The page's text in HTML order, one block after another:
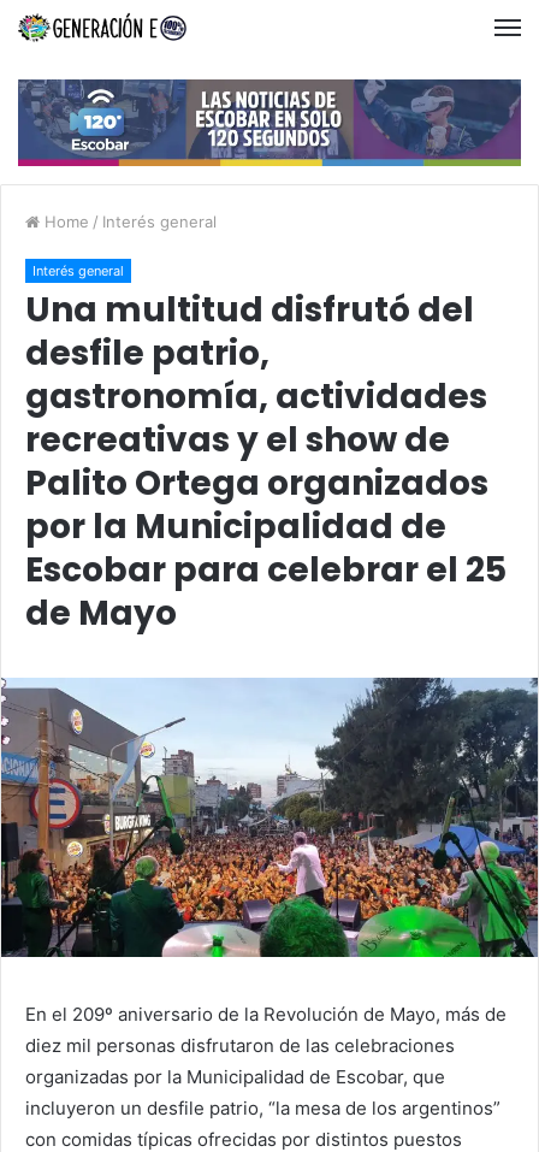
Home / Interés general
Interés general
Una multitud disfrutó del
desfile patrio,
gastronomía, actividades
recreativas y el show de
Palito Ortega organizados
por la Municipalidad de
Escobar para celebrar el 25
de Mayo
En el 209º aniversario de la Revolución de Mayo, más de
diez mil personas disfrutaron de las celebraciones
organizadas por la Municipalidad de Escobar, que
incluyeron un desfile patrio, “la mesa de los argentinos”
con comidas típicas ofrecidas por distintos puestos